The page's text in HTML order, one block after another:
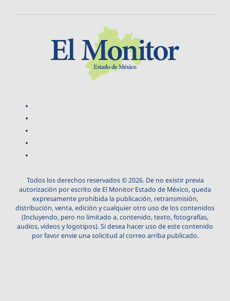
Todos los derechos reservados © 2026. De no existir previa
autorización por escrito de El Monitor Estado de México, queda
expresamente prohibida la publicación, retransmisión,
distribución, venta, edición y cualquier otro uso de los contenidos
(Incluyendo, pero no limitado a, contenido, texto, fotografías,
audios, videos y logotipos). Si desea hacer uso de este contenido
por favor envie una solicitud al correo arriba publicado.